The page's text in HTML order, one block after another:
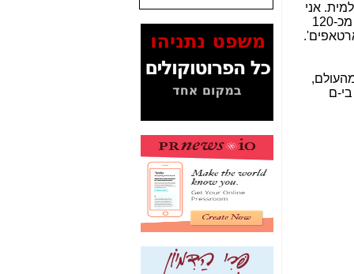
אני
חולם, שהמפגש השנתי של הקהילה העולמית ייעשה כאן בתל-אביב או בירושלים. זה יהיה אתגר לרכז כאן נציגים מכ-120
גם בי-ם
המסמכים בנושא בזק-
Yes (תיק 4000)
לאיש הלא נכון! -כאן
עובדות ומסמכים
האם ביבי כשר
תקשורת עזר לקב'
בזק? -כאן
מה מקור ה-Fake
News שהביא לתפירת
תיק לביבי והעלמת
החשודים הנכונים -כאן
אחת הרגליים של "תיק
4000 התפור"